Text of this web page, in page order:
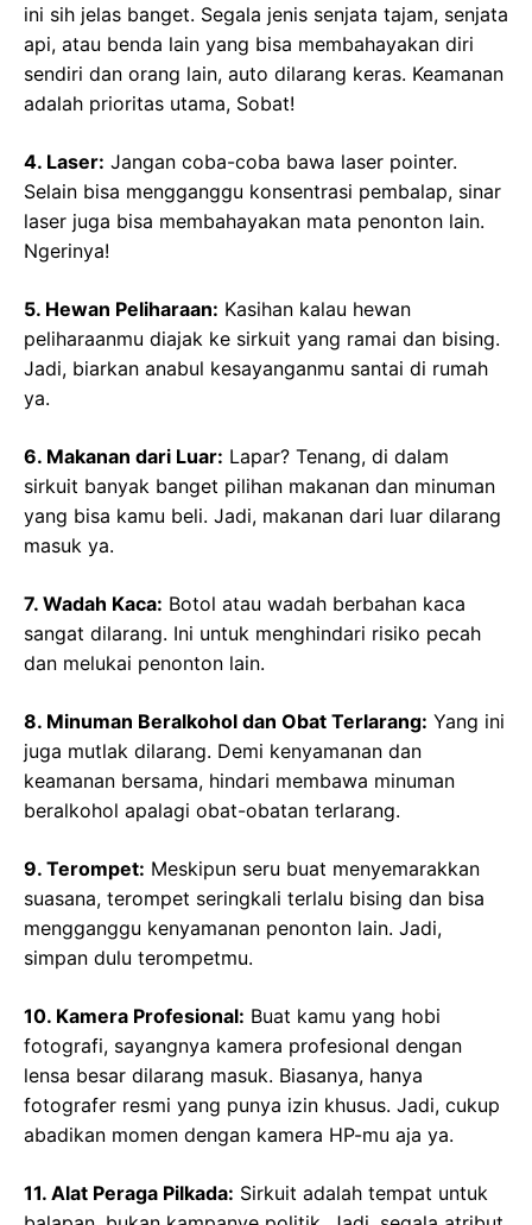
ini sih jelas banget. Segala jenis senjata tajam, senjata
api, atau benda lain yang bisa membahayakan diri
sendiri dan orang lain, auto dilarang keras. Keamanan
adalah prioritas utama, Sobat!
4. Laser: Jangan coba-coba bawa laser pointer.
Selain bisa mengganggu konsentrasi pembalap, sinar
laser juga bisa membahayakan mata penonton lain.
Ngerinya!
5. Hewan Peliharaan: Kasihan kalau hewan
peliharaanmu diajak ke sirkuit yang ramai dan bising.
Jadi, biarkan anabul kesayanganmu santai di rumah
ya.
6. Makanan dari Luar: Lapar? Tenang, di dalam
sirkuit banyak banget pilihan makanan dan minuman
yang bisa kamu beli. Jadi, makanan dari luar dilarang
masuk ya.
7. Wadah Kaca: Botol atau wadah berbahan kaca
sangat dilarang. Ini untuk menghindari risiko pecah
dan melukai penonton lain.
8. Minuman Beralkohol dan Obat Terlarang: Yang ini
juga mutlak dilarang. Demi kenyamanan dan
keamanan bersama, hindari membawa minuman
beralkohol apalagi obat-obatan terlarang.
9. Terompet: Meskipun seru buat menyemarakkan
suasana, terompet seringkali terlalu bising dan bisa
mengganggu kenyamanan penonton lain. Jadi,
simpan dulu terompetmu.
10. Kamera Profesional: Buat kamu yang hobi
fotografi, sayangnya kamera profesional dengan
lensa besar dilarang masuk. Biasanya, hanya
fotografer resmi yang punya izin khusus. Jadi, cukup
abadikan momen dengan kamera HP-mu aja ya.
11. Alat Peraga Pilkada: Sirkuit adalah tempat untuk